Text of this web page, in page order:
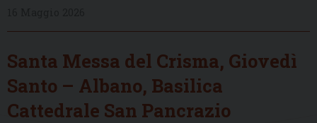
Santa Messa del Crisma, Giovedì
Santo – Albano, Basilica
Cattedrale San Pancrazio